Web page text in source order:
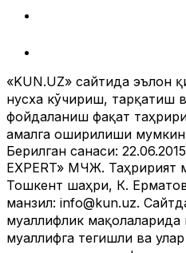
«KUN.UZ» сайтида эълон
нусха кўчириш, тарқатиш
фойдаланиш фақат
амалга оширилиши
Берилган санаси:
EXPERT» МЧЖ. Таҳририят
шаҳри, К. Ерматов кўчаси,
info@kun.uz. Сайтда эълон
мақолаларида
тегишли ва улар Kun.uz
ифода этмаслиги мумкин.